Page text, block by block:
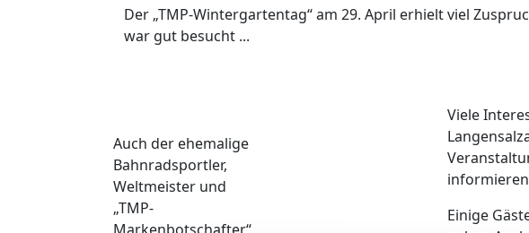
Der „TMP-Wintergartentag“ am 29. April erhielt viel
war gut besucht ...
Auch der ehemalige
Bahnradsportler,
Weltmeister und
„TMP-
Viele
informieren
Einige